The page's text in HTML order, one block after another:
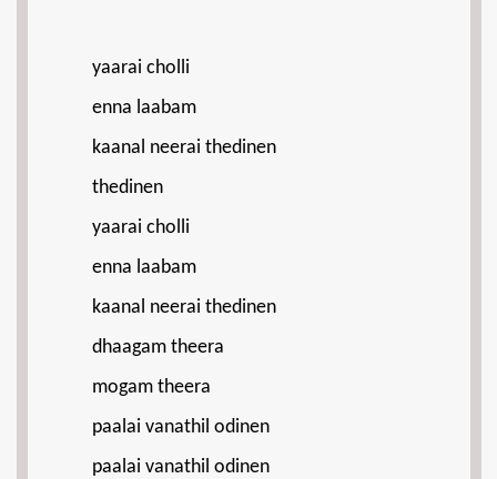
yaarai cholli
enna laabam
kaanal neerai thedinen
thedinen
yaarai cholli
enna laabam
kaanal neerai thedinen
dhaagam theera
mogam theera
paalai vanathil odinen
paalai vanathil odinen